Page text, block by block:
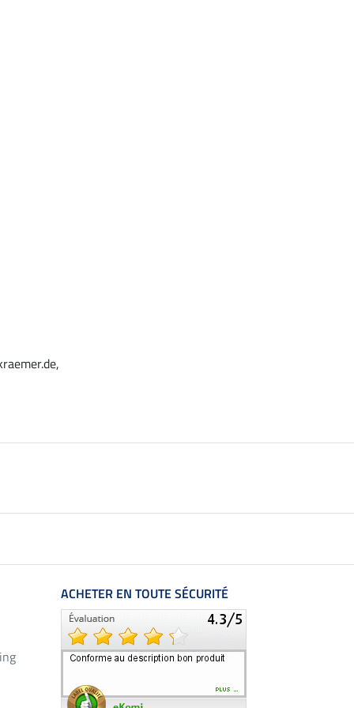
ACHETER EN TOUTE SÉCURITÉ